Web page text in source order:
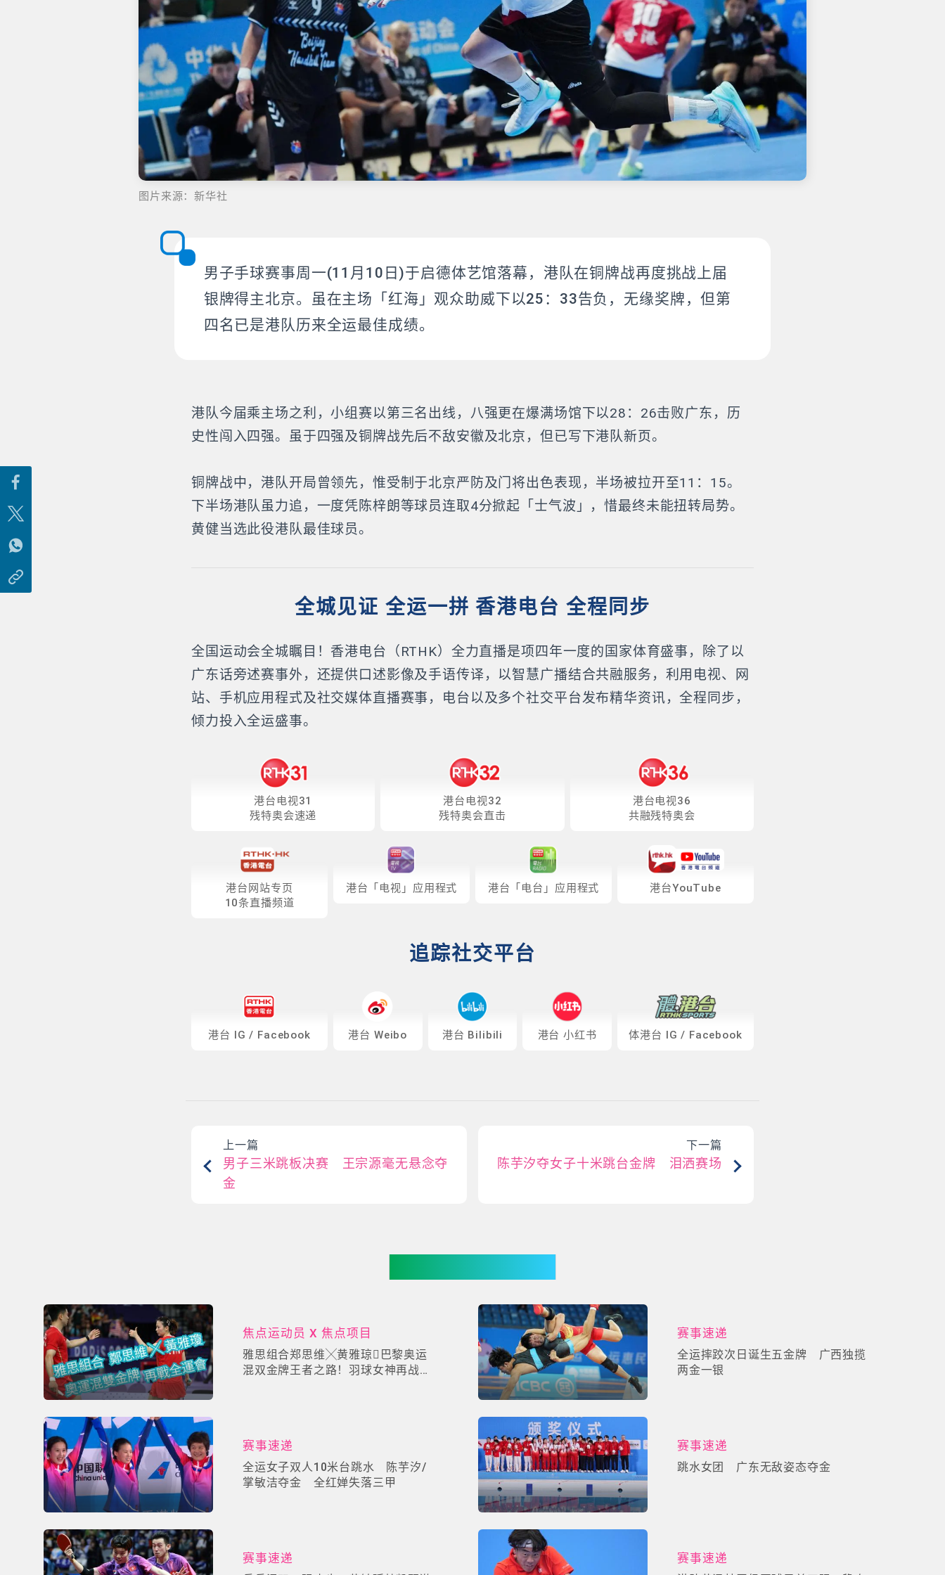
图片来源：新华社
男子手球赛事周一(11月10日)于启德体艺馆落幕，港队在铜牌战再度挑战上届
银牌得主北京。虽在主场「红海」观众助威下以25：33告负，无缘奖牌，但第
四名已是港队历来全运最佳成绩。
港队今届乘主场之利，小组赛以第三名出线，八强更在爆满场馆下以28：26击败广东，历
史性闯入四强。虽于四强及铜牌战先后不敌安徽及北京，但已写下港队新页。
铜牌战中，港队开局曾领先，惟受制于北京严防及门将出色表现，半场被拉开至11：15。
下半场港队虽力追，一度凭陈梓朗等球员连取4分掀起「士气波」，惜最终未能扭转局势。
黄健当选此役港队最佳球员。
全城见证 全运一拼 香港电台 全程同步
全国运动会全城瞩目！香港电台（RTHK）全力直播是项四年一度的国家体育盛事，除了以
广东话旁述赛事外，还提供口述影像及手语传译，以智慧广播结合共融服务，利用电视、网
站、手机应用程式及社交媒体直播赛事，电台以及多个社交平台发布精华资讯，全程同步，
倾力投入全运盛事。
港台电视31
残特奥会速递
港台电视32
残特奥会直击
港台电视36
共融残特奥会
港台网站专页
10条直播频道
港台「电视」应用程式 港台「电台」应用程式 港台YouTube
追踪社交平台
港台 IG / Facebook 港台 Weibo 港台 Bilibili 港台 小红书 体港台 IG / Facebook
上一篇
男子三米跳板决赛 王宗源毫无悬念夺
金
下一篇
陈芋汐夺女子十米跳台金牌 泪洒赛场
焦点运动员 X 焦点项目
雅思组合郑思维╳黄雅琼巴黎奥运
混双金牌王者之路！羽球女神再战全
赛事速递
全运摔跤次日诞生五金牌 广西独揽
两金一银
赛事速递
全运女子双人10米台跳水 陈芋汐/
掌敏洁夺金 全红婵失落三甲
赛事速递
跳水女团 广东无敌姿态夺金
赛事速递 赛事速递